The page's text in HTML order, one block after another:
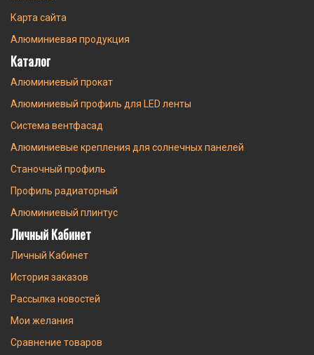
Карта сайта
Алюминиевая продукция
Каталог
Алюминиевый прокат
Алюминиевый профиль для LED ленты
Система вентфасад
Алюминиевые крепления для солнечных панелей
Станочный профиль
Профиль радиаторный
Алюминиевый плинтус
Личный Кабинет
Личный Кабинет
История заказов
Рассылка новостей
Мои желания
Сравнение товаров